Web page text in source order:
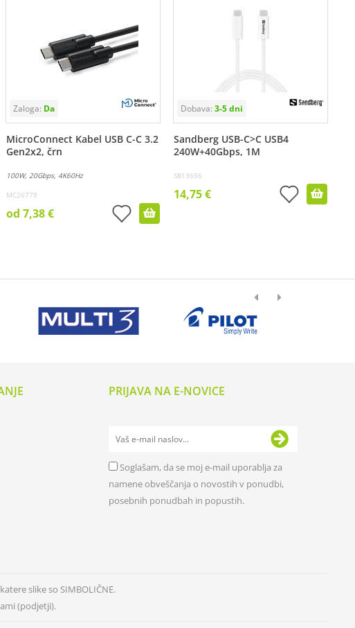
MicroConnect Kabel USB C-C 3.2
Gen2x2, črn
100W, 20Gbps, 4K60Hz
MC26778
od 7,38 €
Sandberg USB-C>C USB4
240W+40Gbps, 1M
SB13656
14,75 €
PRIJAVA NA E-NOVICE
Soglašam, da se moj e-mail uporablja za
namene obveščanja o novostih v ponudbi,
posebnih ponudbah in popustih.
slike so SIMBOLIČNE.
(podjetji).